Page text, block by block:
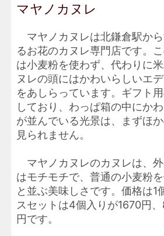
マヤノカヌレ
マヤノカヌレは北鎌倉駅か
るお花のカヌレ専門店です。
は小麦粉を使わず、代わりに
ヌレの頭にはかわいらしいエ
をあしらっています。ギフト
しており、わっぱ箱の中にか
が並んでいる光景は、まずほ
見られません。
マヤノカヌレのカヌレは、
はモチモチで、普通の小麦粉
と並ぶ美味しさです。価格は1
スセットは4個入りが1670円
円です。